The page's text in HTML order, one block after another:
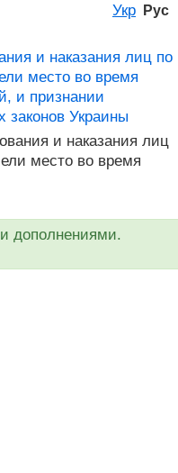
Укр Рус
и наказания лиц по
место во время
и признании
законов Украины
и наказания лиц
место во время
дополнениями.